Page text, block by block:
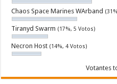
Chaos Space Marines WArband
Tiranyd Swarm (17%, 5 Votos)
Necron Host (14%, 4 Votos)
Votantes